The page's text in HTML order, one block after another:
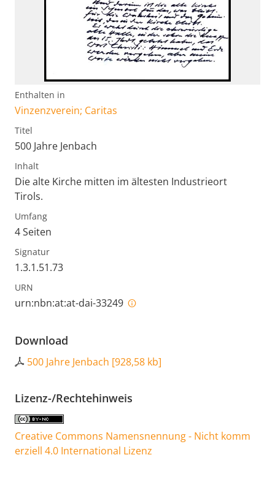
Enthalten in
Vinzenzverein; Caritas
Titel
500 Jahre Jenbach
Inhalt
Die alte Kirche mitten im ältesten Industrieort
Tirols.
Umfang
4 Seiten
Signatur
1.3.1.51.73
URN
urn:nbn:at:at-dai-33249
Download
500 Jahre Jenbach [928,58 kb]
Lizenz-/Rechtehinweis
Creative Commons Namensnennung - Nicht komm
erziell 4.0 International Lizenz